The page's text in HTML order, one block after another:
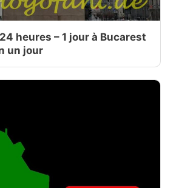
heures – 1 jour à Bucarest
un jour